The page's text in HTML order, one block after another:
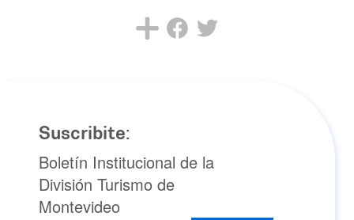
Suscribite:
Boletín Institucional de la
División Turismo de
Montevideo